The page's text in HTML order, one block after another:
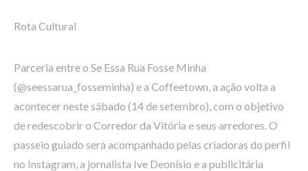
Rota Cultural
Parceria entre o Se Essa Rua Fosse Minha
(@seessarua_fosseminha) e a Coffeetown, a ação volta a
acontecer neste sábado (14 de setembro), com o objetivo
de redescobrir o Corredor da Vitória e seus arredores. O
passeio guiado será acompanhado pelas criadoras do perfil
no Instagram, a jornalista Ive Deonísio e a publicitária